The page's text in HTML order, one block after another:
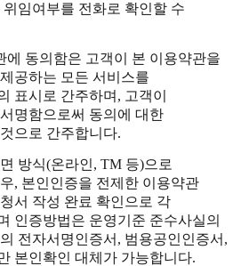
임여부를 전화로 확인할 수
동의함은 고객이 본 이용약관을
공하는 모든 서비스를
표시로 간주하며, 고객이
명함으로써 동의에 대한
으로 간주합니다.
방식(온라인, TM 등)으로
, 본인인증을 전제한 이용약관
서 작성 완료 확인으로 각
인증방법은 운영기준 준수사실의
전자서명인증서, 범용공인인증서,
본인확인 대체가 가능합니다.